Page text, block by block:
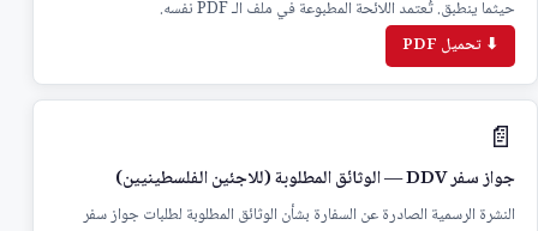
حيثما ينطبق. تُعتمد اللائحة المطبوعة في ملف الـ PDF نفسه.
⬇ تحميل PDF
📄
جواز سفر DDV — الوثائق المطلوبة (للاجئين الفلسطينيين)
النشرة الرسمية الصادرة عن السفارة بشأن الوثائق المطلوبة لطلبات جواز سفر